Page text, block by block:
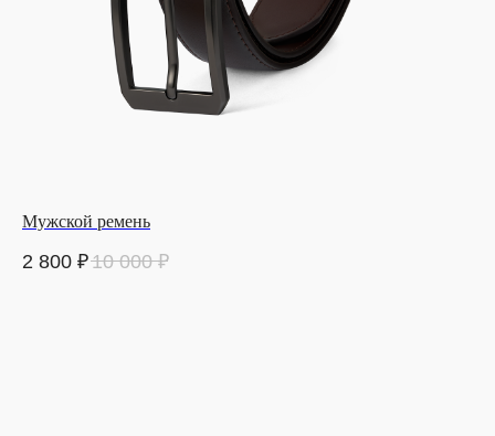
Мужской ремень
2 800 ₽10 000 ₽